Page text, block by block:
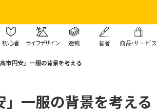
初心者 ライフデザイン 連載 著者 商品・サービス
高市円安」一服の背景を考える
」一服の背景を考える